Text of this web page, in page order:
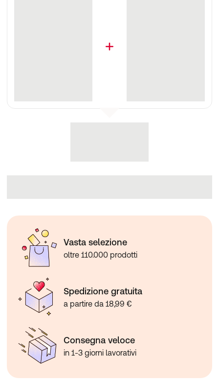
Vasta selezione
oltre 110.000 prodotti
Spedizione gratuita
a partire da 18,99 €
Consegna veloce
in 1-3 giorni lavorativi